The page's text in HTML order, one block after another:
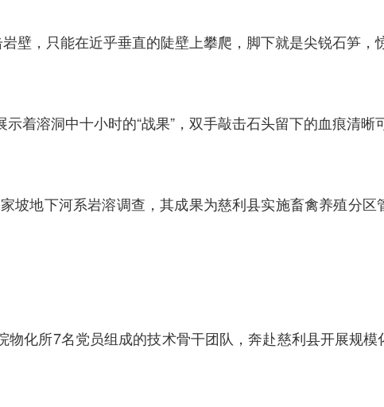
壁，只能在近乎垂直的陡壁上攀爬，脚下就是尖锐石笋
示着溶洞中十小时的“战果”，双手敲击石头留下的血痕清
坡地下河系岩溶调查，其成果为慈利县实施畜禽养殖分
物化所7名党员组成的技术骨干团队，奔赴慈利县开展规